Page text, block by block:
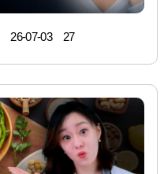
26-07-03 27